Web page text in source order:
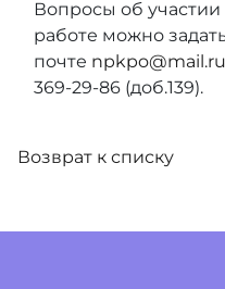
Вопросы об
работе можно
почте npkpo@mail.ru
369-29-86 (доб.139).
Возврат к списку